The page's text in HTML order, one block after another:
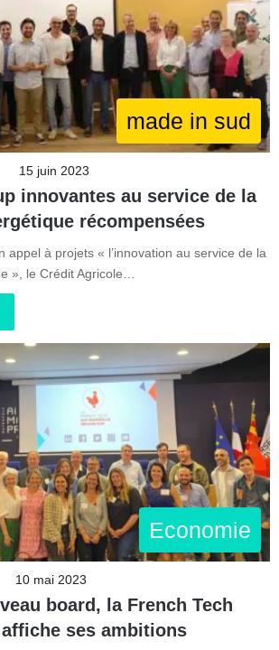
made in sud
15 juin 2023
innovantes au service de la
récompensées
appel à projets « l’innovation au service de la
», le Crédit Agricole…
Economie
10 mai 2023
board, la French Tech
ses ambitions